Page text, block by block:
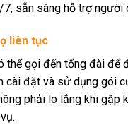
sẵn sàng hỗ trợ người
liên tục
thể gọi đến tổng đài để
cài đặt và sử dụng gói
phải lo lắng khi gặp